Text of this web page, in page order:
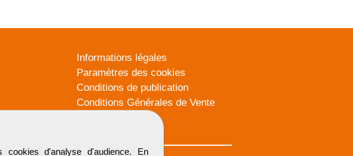
d'analyse d'audience. En
Informations légales
Paramètres des cookies
Conditions de publication
Conditions Générales de Vente